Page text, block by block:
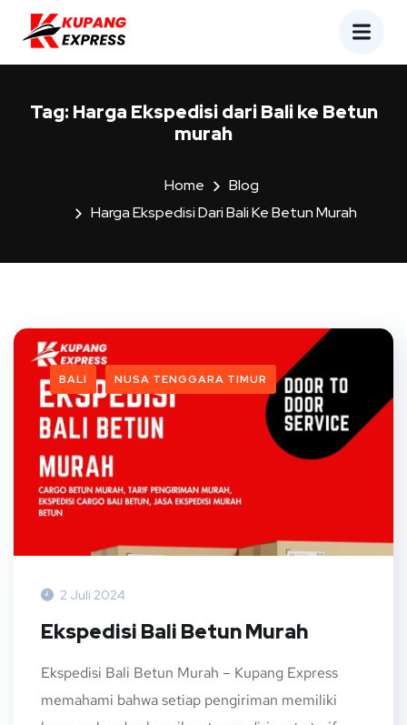
Tag: Harga Ekspedisi dari Bali ke Betun
murah
Home
Blog
Harga Ekspedisi Dari Bali Ke Betun Murah
BALI NUSA TENGGARA TIMUR
2 Juli 2024
Ekspedisi Bali Betun Murah
Ekspedisi Bali Betun Murah – Kupang Express
memahami bahwa setiap pengiriman memiliki